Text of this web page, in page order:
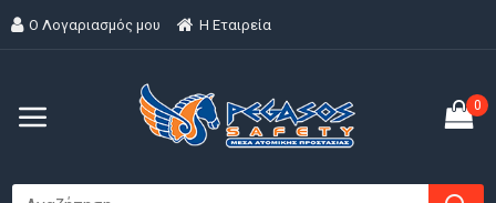
Ο Λογαριασμός μου H Εταιρεία
0